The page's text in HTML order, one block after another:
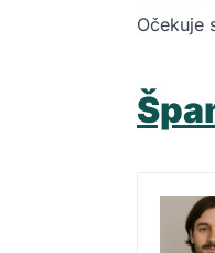
Očekuje